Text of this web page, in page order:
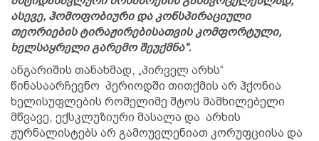
ასევე, ჰომოფობიური და კონსპირაციული
თეორიების ტირაჟირებისათვის კომფორტული,
ხელსაყრელი გარემო შეუქმნა“.
ანგარიშის თანახმად, „პირველ არხს“
წინასაარჩევნო პერიოდში თითქმის არ ჰქონია
ხელისუფლების რომელიმე შტოს მამხილებელი
მწვავე, ექსკლუზიური მასალა და არხის
ჟურნალისტებს არ გამოუვლენიათ კორუფციისა და